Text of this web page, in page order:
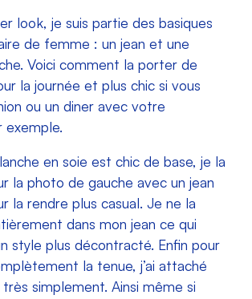
look, je suis partie des basiques
de femme : un jean et une
Voici comment la porter de
la journée et plus chic si vous
ou un diner avec votre
exemple.
en soie est chic de base, je la
la photo de gauche avec un jean
la rendre plus casual. Je ne la
dans mon jean ce qui
style plus décontracté. Enfin pour
la tenue, j’ai attaché
simplement. Ainsi même si